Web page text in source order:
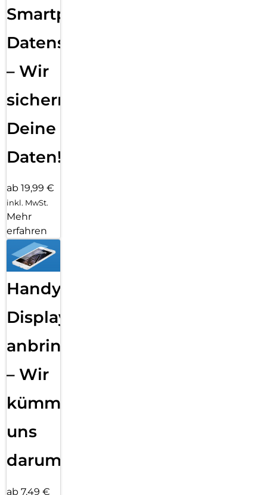
Smartphone
Datensicherung
– Wir
sichern
Deine
Daten!
ab 19,99 €
inkl. MwSt.
Mehr
erfahren
Handy
Displayfolie
anbringen
– Wir
kümmern
uns
darum!
ab 7,49 €